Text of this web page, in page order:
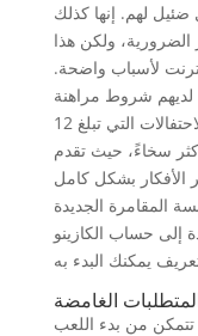
لهم. إنها كذلك
الضرورية، ولكن هذا
لأسباب واضحة.
شروط مراهنة
طوال فترة الإجازات والاحتفالات التي تبلغ 12
سخاءً، حيث تقدم
الأفكار بشكل كامل
المقامرة الجديدة
إلى حساب الكازينو
الغامضة
تتمكن من بدء اللعب